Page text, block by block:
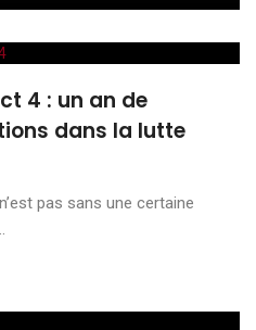
4 : un an de
dans la lutte
pas sans une certaine